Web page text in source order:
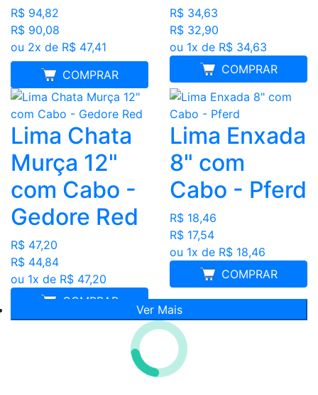
R$ 94,82
R$ 90,08
ou 2x de R$ 47,41
COMPRAR
MELHOR PREÇO
R$ 34,63
R$ 32,90
ou 1x de R$ 34,63
COMPRAR
Lima Chata
Murça 12"
com Cabo -
Gedore Red
R$ 47,20
R$ 44,84
ou 1x de R$ 47,20
COMPRAR
Lima Enxada
8" com
Cabo - Pferd
R$ 18,46
R$ 17,54
ou 1x de R$ 18,46
COMPRAR
Ver Mais